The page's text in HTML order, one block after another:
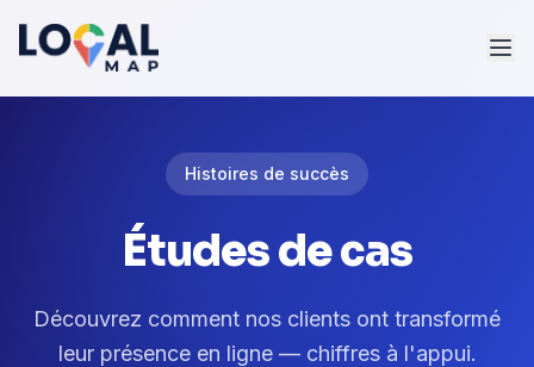
Histoires de succès
Études de cas
Découvrez comment nos clients ont transformé
leur présence en ligne — chiffres à l'appui.